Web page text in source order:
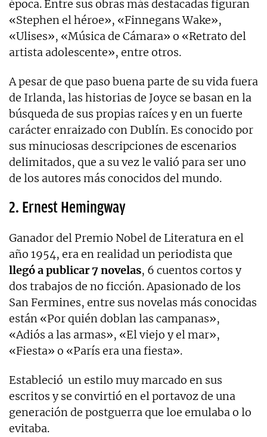
época. Entre sus obras más destacadas figuran
«Stephen el héroe», «Finnegans Wake»,
«Ulises», «Música de Cámara» o «Retrato del
artista adolescente», entre otros.
A pesar de que paso buena parte de su vida fuera
de Irlanda, las historias de Joyce se basan en la
búsqueda de sus propias raíces y en un fuerte
carácter enraizado con Dublín. Es conocido por
sus minuciosas descripciones de escenarios
delimitados, que a su vez le valió para ser uno
de los autores más conocidos del mundo.
2. Ernest Hemingway
Ganador del Premio Nobel de Literatura en el
año 1954, era en realidad un periodista que
llegó a publicar 7 novelas, 6 cuentos cortos y
dos trabajos de no ficción. Apasionado de los
San Fermines, entre sus novelas más conocidas
están «Por quién doblan las campanas»,
«Adiós a las armas», «El viejo y el mar»,
«Fiesta» o «París era una fiesta».
Estableció un estilo muy marcado en sus
escritos y se convirtió en el portavoz de una
generación de postguerra que loe emulaba o lo
evitaba.